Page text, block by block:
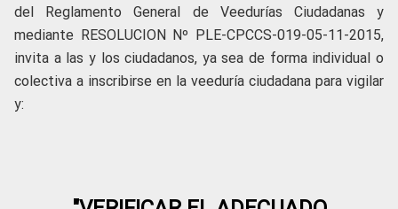
del Reglamento General de Veedurías Ciudadanas y
mediante RESOLUCION Nº PLE-CPCCS-019-05-11-2015,
invita a las y los ciudadanos, ya sea de forma individual o
colectiva a inscribirse en la veeduría ciudadana para vigilar
y: